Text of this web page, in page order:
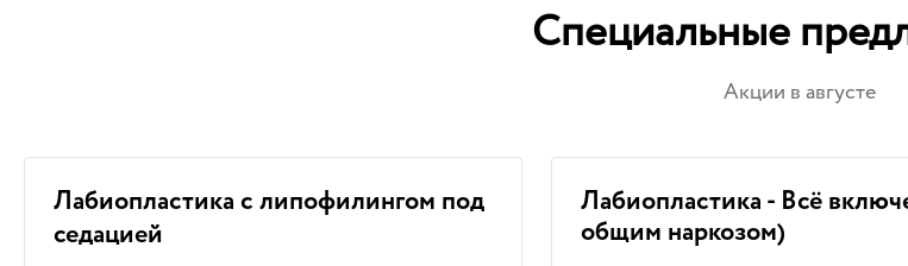
Специальные
Акции в августе
Лабиопластика с липофилингом под
седацией
Лабиопластика - Всё
общим наркозом)